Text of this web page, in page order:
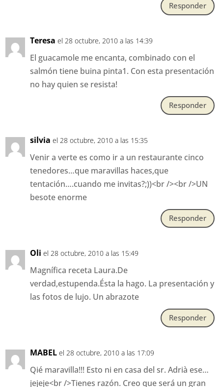
Responder
Teresa el 28 octubre, 2010 a las 14:39
El guacamole me encanta, combinado con el
salmón tiene buina pinta1. Con esta presentación
no hay quien se resista!
Responder
silvia el 28 octubre, 2010 a las 15:35
Venir a verte es como ir a un restaurante cinco
tenedores…que maravillas haces,que
tentación….cuando me invitas?;))<br /><br />UN
besote enorme
Responder
Oli el 28 octubre, 2010 a las 15:49
Magnífica receta Laura.De
verdad,estupenda.Ésta la hago. La presentación y
las fotos de lujo. Un abrazote
Responder
MABEL el 28 octubre, 2010 a las 17:09
Qié maravilla!!! Esto ni en casa del sr. Adrià ese…
jejeje<br />Tienes razón. Creo que será un gran